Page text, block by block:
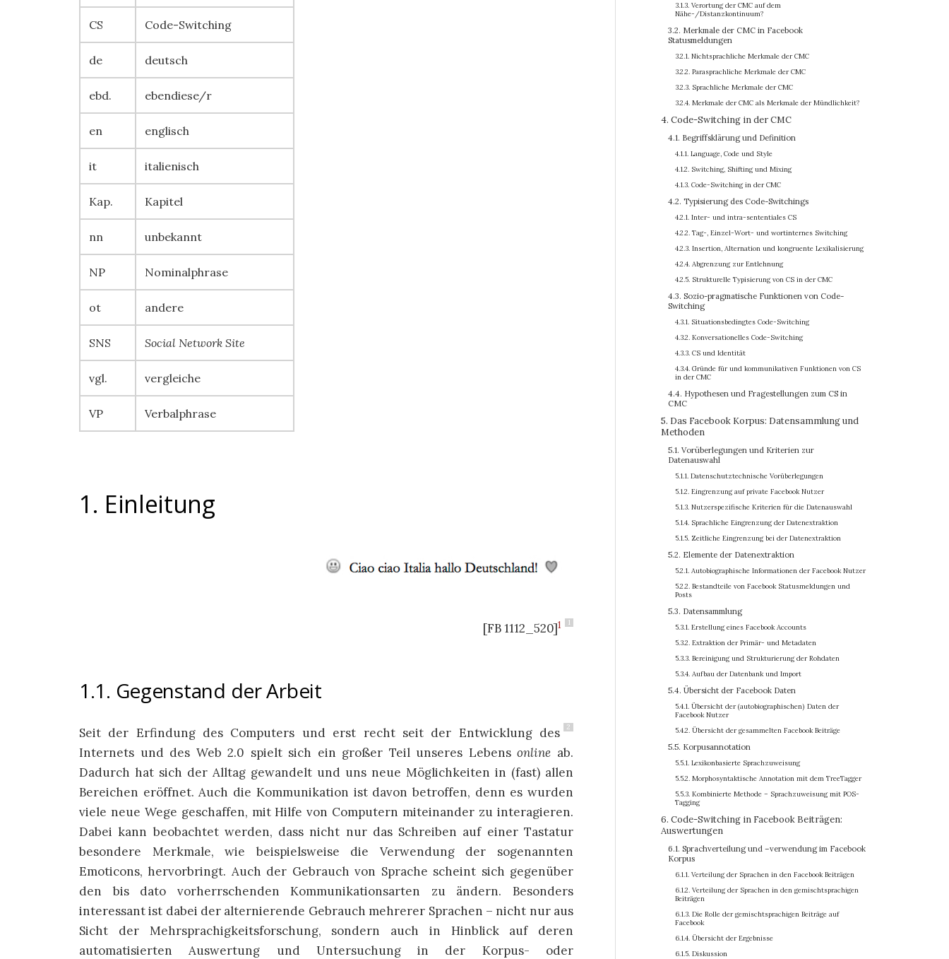
CS Code-Switching
de deutsch
ebd. ebendiese/r
en englisch
it italienisch
Kap. Kapitel
nn unbekannt
NP Nominalphrase
ot andere
SNS Social Network Site
vgl. vergleiche
VP Verbalphrase
1. Einleitung
1
[FB 1112_520]1
1.1. Gegenstand der Arbeit
2
Seit der Erfindung des Computers und erst recht seit der Entwicklung des
Internets und des Web 2.0 spielt sich ein großer Teil unseres Lebensonline ab.
Dadurch hat sich der Alltag gewandelt und uns neue Möglichkeiten in (fast) allen
Bereichen eröffnet. Auch die Kommunikation ist davon betroffen, denn es wurden
viele neue Wege geschaffen, mit Hilfe von Computern miteinander zu interagieren.
Dabei kann beobachtet werden, dass nicht nur das Schreiben auf einer Tastatur
besondere Merkmale, wie beispielsweise die Verwendung der sogenannten
Emoticons, hervorbringt. Auch der Gebrauch von Sprache scheint sich gegenüber
den bis dato vorherrschenden Kommunikationsarten zu ändern. Besonders
interessant ist dabei der alternierende Gebrauch mehrerer Sprachen – nicht nur aus
Sicht der Mehrsprachigkeitsforschung, sondern auch in Hinblick auf deren
automatisierten Auswertung und Untersuchung in der Korpus- oder
3.1.3. Verortung der CMC auf dem
Nähe-/Distanzkontinuum?
3.2. Merkmale der CMC in Facebook
Statusmeldungen
3.2.1. Nichtsprachliche Merkmale der CMC
3.2.2. Parasprachliche Merkmale der CMC
3.2.3. Sprachliche Merkmale der CMC
3.2.4. Merkmale der CMC als Merkmale der Mündlichkeit?
4. Code-Switching in der CMC
4.1. Begriffsklärung und Definition
4.1.1. Language, Code und Style
4.1.2. Switching, Shifting und Mixing
4.1.3. Code-Switching in der CMC
4.2. Typisierung des Code-Switchings
4.2.1. Inter- und intra-sententiales CS
4.2.2. Tag-, Einzel-Wort- und wortinternes Switching
4.2.3. Insertion, Alternation und kongruente Lexikalisierung
4.2.4. Abgrenzung zur Entlehnung
4.2.5. Strukturelle Typisierung von CS in der CMC
4.3. Sozio-pragmatische Funktionen von Code-
Switching
4.3.1. Situationsbedingtes Code-Switching
4.3.2. Konversationelles Code-Switching
4.3.3. CS und Identität
4.3.4. Gründe für und kommunikativen Funktionen von CS
in der CMC
4.4. Hypothesen und Fragestellungen zum CS in
CMC
5. Das Facebook Korpus: Datensammlung und
Methoden
5.1. Vorüberlegungen und Kriterien zur
Datenauswahl
5.1.1. Datenschutztechnische Vorüberlegungen
5.1.2. Eingrenzung auf private Facebook Nutzer
5.1.3. Nutzerspezifische Kriterien für die Datenauswahl
5.1.4. Sprachliche Eingrenzung der Datenextraktion
5.1.5. Zeitliche Eingrenzung bei der Datenextraktion
5.2. Elemente der Datenextraktion
5.2.1. Autobiographische Informationen der Facebook Nutzer
5.2.2. Bestandteile von Facebook Statusmeldungen und
Posts
5.3. Datensammlung
5.3.1. Erstellung eines Facebook Accounts
5.3.2. Extraktion der Primär- und Metadaten
5.3.3. Bereinigung und Strukturierung der Rohdaten
5.3.4. Aufbau der Datenbank und Import
5.4. Übersicht der Facebook Daten
5.4.1. Übersicht der (autobiographischen) Daten der
Facebook Nutzer
5.4.2. Übersicht der gesammelten Facebook Beiträge
5.5. Korpusannotation
5.5.1. Lexikonbasierte Sprachzuweisung
5.5.2. Morphosyntaktische Annotation mit dem TreeTagger
5.5.3. Kombinierte Methode – Sprachzuweisung mit POS-
Tagging
6. Code-Switching in Facebook Beiträgen:
Auswertungen
6.1. Sprachverteilung und –verwendung im Facebook
Korpus
6.1.1. Verteilung der Sprachen in den Facebook Beiträgen
6.1.2. Verteilung der Sprachen in den gemischtsprachigen
Beiträgen
6.1.3. Die Rolle der gemischtsprachigen Beiträge auf
Facebook
6.1.4. Übersicht der Ergebnisse
6.1.5. Diskussion